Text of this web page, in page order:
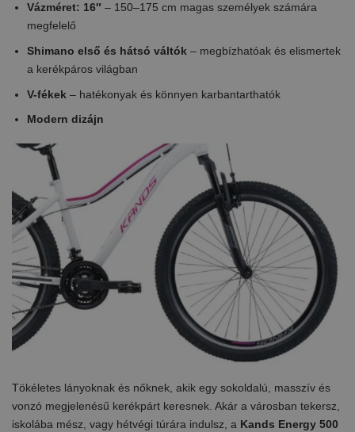
Vázméret: 16″– 150–175 cm magas személyek számára
megfelelő
Shimano első és hátsó váltók – megbízhatóak és elismertek
a kerékpáros világban
V-fékek – hatékonyak és könnyen karbantarthatók
Modern dizájn
Tökéletes lányoknak és nőknek, akik egy sokoldalú, masszív és
vonzó megjelenésű kerékpárt keresnek. Akár a városban tekersz,
iskolába mész, vagy hétvégi túrára indulsz, a Kands Energy 500